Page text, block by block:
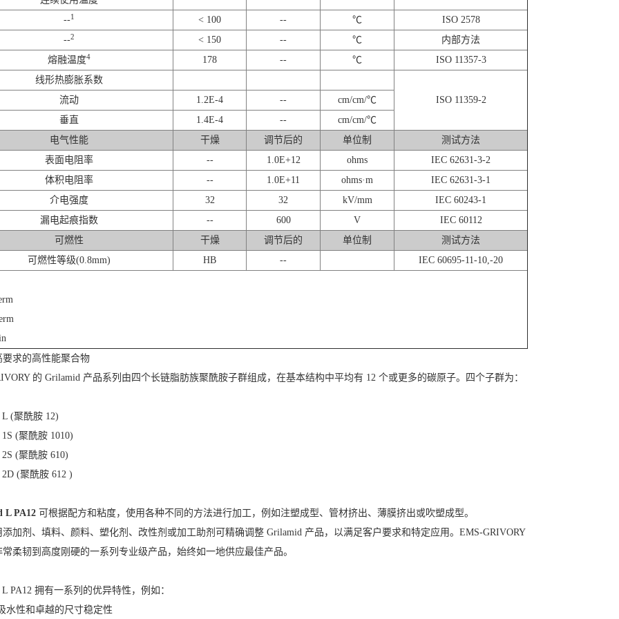
--1 < 100 -- ℃
ISO 2578
--2 < 150 -- ℃
内部方法
熔融温度4 178 -- ℃
ISO 11357-3
线形热膨胀系数
ISO 11359-2
流动 1.2E-4 --
cm/cm/℃
垂直
1.4E-4 --
cm/cm/℃
电气性能
干燥 调节后的 单位制
测试方法
表面电阻率
-- 1.0E+12 ohms
IEC 62631-3-2
体积电阻率
-- 1.0E+11 ohms·m
IEC 62631-3-1
介电强度
32 32 kV/mm
IEC 60243-1
漏电起痕指数
-- 600 V
IEC 60112
可燃性
干燥 调节后的 单位制
测试方法
可燃性等级(0.8mm)
HB --
IEC 60695-11-10,-20
要求的高性能聚合物
的 Grilamid 产品系列由四个长链脂肪族聚酰胺子群组成，在基本结构中平均有 12 个或更多的碳原子。四个子群为：
(聚酰胺 12)
(聚酰胺 1010)
(聚酰胺 610)
(聚酰胺 612 )
L PA12 可根据配方和粘度，使用各种不同的方法进行加工，例如注塑成型、管材挤出、薄膜挤出或吹塑成型。
添加剂、填料、颜料、塑化剂、改性剂或加工助剂可精确调整 Grilamid 产品，以满足客户要求和特定应用。EMS-GRIVORY
柔韧到高度刚硬的一系列专业级产品，始终如一地供应最佳产品。
PA12 拥有一系列的优异特性，例如：
水性和卓越的尺寸稳定性